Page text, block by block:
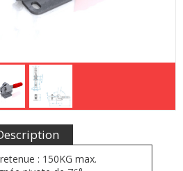
: 150KG max.